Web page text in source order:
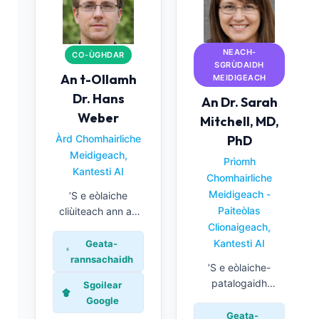
CO-ÙGHDAR
An t-Ollamh
Dr. Hans
Weber
Àrd Chomhairliche
Meidigeach,
Kantesti AI
’S e eòlaiche
cliùiteach ann an
a th’ ann an t-
Ollamh Dr. Hans
Weber le eòlas ann
an ceimigeachd
clionaigeach agus
Geata-
rannsachaidh
Sgoilear
Google
NEACH-
SGRÙDAIDH
MEIDIGEACH
An Dr. Sarah
Mitchell, MD,
PhD
Prìomh
Chomhairliche
Meidigeach -
Paiteòlas
Clionaigeach,
Kantesti AI
’S e eòlaiche-
patalogaidh
teisteanas bùird a
Geata-